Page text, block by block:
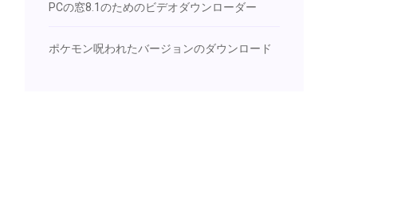
PCの窓8.1のためのビデオダウンローダー
ポケモン呪われたバージョンのダウンロード